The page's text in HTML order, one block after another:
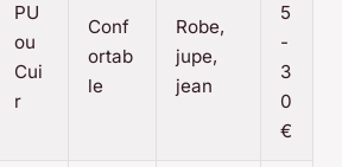
PU
ou
Cui
r
Conf
ortab
le
Robe,
jupe,
jean
5
-
3
0
€